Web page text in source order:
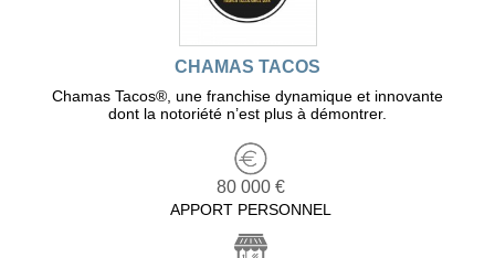
CHAMAS TACOS
Chamas Tacos®️, une franchise dynamique et innovante
dont la notoriété n’est plus à démontrer.
80 000 €
APPORT PERSONNEL